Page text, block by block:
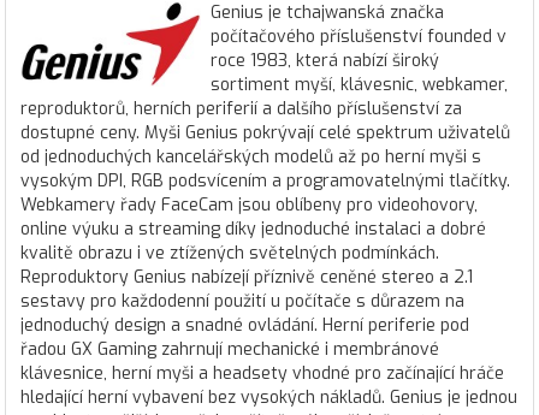
Genius je tchajwanská značka
počítačového příslušenství founded v
roce 1983, která nabízí široký
sortiment myší, klávesnic, webkamer,
reproduktorů, herních periferií a dalšího příslušenství za
dostupné ceny. Myši Genius pokrývají celé spektrum uživatelů
od jednoduchých kancelářských modelů až po herní myši s
vysokým DPI, RGB podsvícením a programovatelnými tlačítky.
Webkamery řady FaceCam jsou oblíbeny pro videohovory,
online výuku a streaming díky jednoduché instalaci a dobré
kvalitě obrazu i ve ztížených světelných podmínkách.
Reproduktory Genius nabízejí příznivě ceněné stereo a 2.1
sestavy pro každodenní použití u počítače s důrazem na
jednoduchý design a snadné ovládání. Herní periferie pod
řadou GX Gaming zahrnují mechanické i membránové
klávesnice, herní myši a headsety vhodné pro začínající hráče
hledající herní vybavení bez vysokých nákladů. Genius je jednou